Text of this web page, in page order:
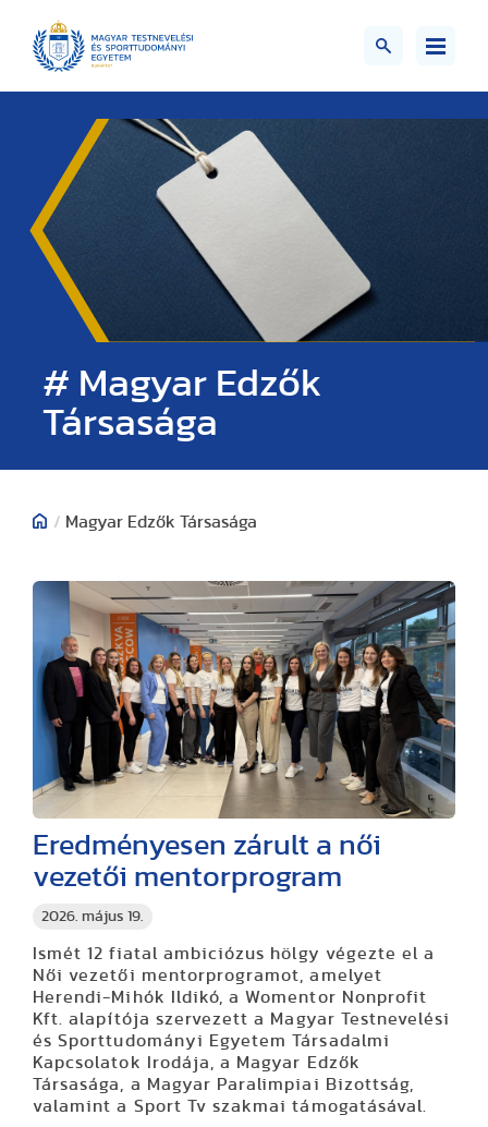
# Magyar Edzők
Társasága
/ Magyar Edzők Társasága
2026. május 19.
Eredményesen zárult a női
vezetői mentorprogram
Ismét 12 fiatal ambiciózus hölgy végezte el a
Női vezetői mentorprogramot, amelyet
Herendi-Mihók Ildikó, a Womentor Nonprofit
Kft. alapítója szervezett a Magyar Testnevelési
és Sporttudományi Egyetem Társadalmi
Kapcsolatok Irodája, a Magyar Edzők
Társasága, a Magyar Paralimpiai Bizottság,
valamint a Sport Tv szakmai támogatásával.